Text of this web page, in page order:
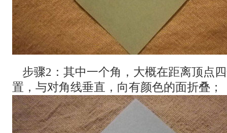
步骤2：其中一个角，大概在距离顶点
置，与对角线垂直，向有颜色的面折叠；